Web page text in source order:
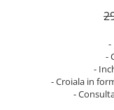
-
-
-
- Croiala in
-